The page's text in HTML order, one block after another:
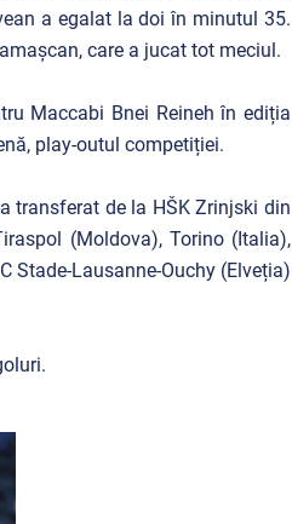
a egalat la doi în minutul 35.
care a jucat tot meciul.
Maccabi Bnei Reineh în ediția
play-outul competiției.
transferat de la HŠK Zrinjski din
(Moldova), Torino (Italia),
Stade-Lausanne-Ouchy (Elveția)